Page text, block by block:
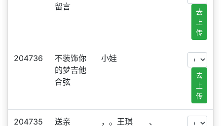
留言
去
上
传
204736
不装饰你
的梦吉他
合弦
小娃
去
上
传
204735 送亲 ，。王琪 、